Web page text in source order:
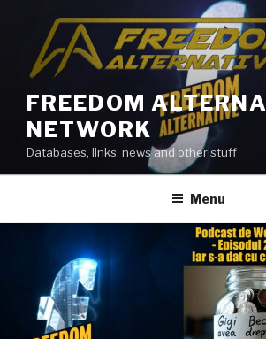
content
FREEDOM
NETWORK
Databases, links, news and other stuff
Menu